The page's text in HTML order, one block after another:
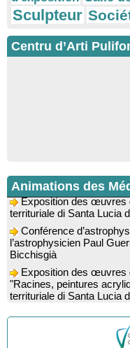
Sculpteur
Centru d’Arti
Animations des
Exposition des œuvres
territuriale di Santa Lucia
Conférence
l’astrophysicien Paul
Bicchisgià
Exposition des œuvres
"Racines, peintures
territuriale di Santa Lucia
Animation : "Petits
Bicchisgià
Veillée de contes à la
mignuleddu" par la